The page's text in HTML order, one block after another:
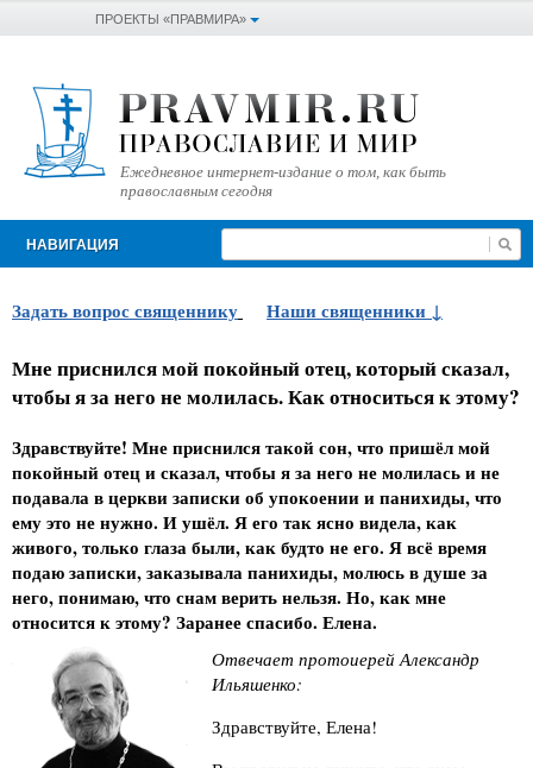
ПРОЕКТЫ «ПРАВМИРА»
Ежедневное интернет-издание о том, как быть
православным сегодня
НАВИГАЦИЯ
Задать вопрос священнику Наши священники
Мне приснился мой покойный отец, который сказал,
чтобы я за него не молилась. Как относиться к этому?
Здравствуйте! Мне приснился такой сон, что пришёл мой
покойный отец и сказал, чтобы я за него не молилась и не
подавала в церкви записки об упокоении и панихиды, что
ему это не нужно. И ушёл. Я его так ясно видела, как
живого, только глаза были, как будто не его. Я всё время
подаю записки, заказывала панихиды, молюсь в душе за
него, понимаю, что снам верить нельзя. Но, как мне
относится к этому? Заранее спасибо. Елена.
Отвечает протоиерей Александр
Ильяшенко:
Здравствуйте, Елена!